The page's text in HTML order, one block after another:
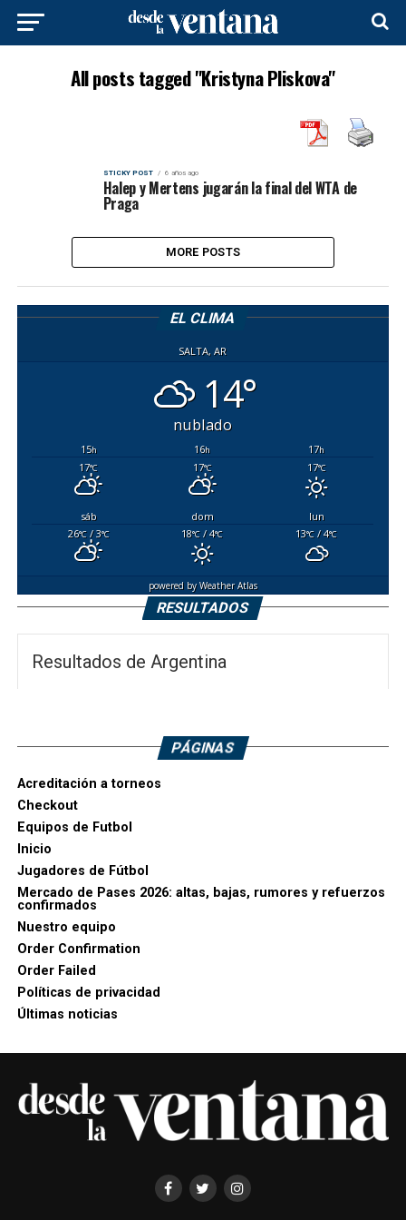
All posts tagged "Kristyna Pliskova"
STICKY POST 6 años ago
Halep y Mertens jugarán la final del WTA de
Praga
MORE POSTS
EL CLIMA
SALTA, AR
14°
nublado
15h 16h 17h
17°C 17°C 17°C
sáb dom
lun
26°C/ 3°C 18°C / 4°C 13°C / 4°C
powered byWeather Atlas
RESULTADOS
Resultados de Argentina
PÁGINAS
Acreditación a torneos
Checkout
Equipos de Futbol
Inicio
Jugadores de Fútbol
Mercado de Pases 2026: altas, bajas, rumores y refuerzos
confirmados
Nuestro equipo
Order Confirmation
Order Failed
Políticas de privacidad
Últimas noticias